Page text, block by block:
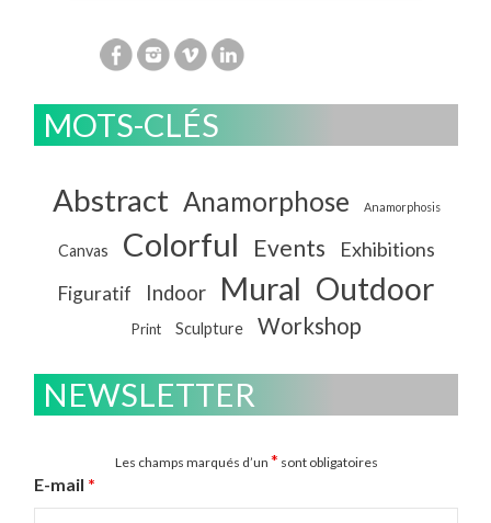
MOTS-CLÉS
Abstract Anamorphose Anamorphosis
Canvas Colorful Events Exhibitions
Figuratif Indoor Mural Outdoor
Print Sculpture Workshop
NEWSLETTER
Les champs marqués d’un * sont obligatoires
E-mail *